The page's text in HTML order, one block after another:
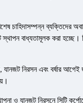
চাহিদাসম্পন্ন ব্যক্তিদের
বাধ্যতামূলক করা হচ্ছে।
যানজট নিরসন এবং বর্ষার
ও যানজট নিরসনে সিটি